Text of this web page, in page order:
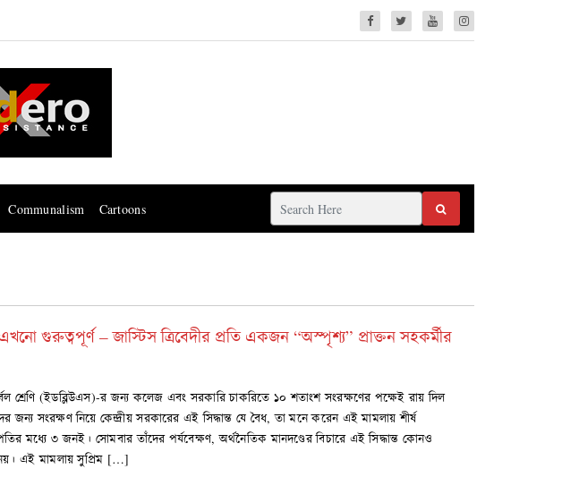
Communalism Cartoons
গুরুত্বপূর্ণ – জাস্টিস ত্রিবেদীর প্রতি একজন “অস্পৃশ্য” প্রাক্তন সহকর্মীর
শ্রেণি (ইডব্লিউএস)-র জন্য কলেজ এবং সরকারি চাকরিতে ১০ শতাংশ সংরক্ষণের পক্ষেই রায় দিল
জন্য সংরক্ষণ নিয়ে কেন্দ্রীয় সরকারের এই সিদ্ধান্ত যে বৈধ, তা মনে করেন এই মামলায় শীর্ষ
মধ্যে ৩ জনই। সোমবার তাঁদের পর্যবেক্ষণ, অর্থনৈতিক মানদণ্ডের বিচারে এই সিদ্ধান্ত কোনও
এই মামলায় সুপ্রিম […]